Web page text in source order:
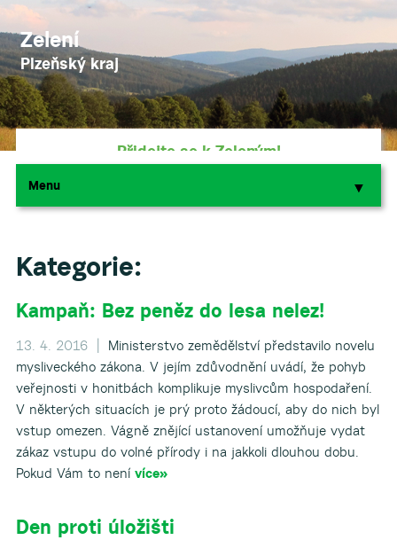
Zelení
Plzeňský kraj
Přidejte se k Zeleným!
Podpořte nás darem
Menu ▼
▼
▼
Kategorie:
Kampaň: Bez peněz do lesa nelez!
13. 4. 2016 |
Ministerstvo zemědělství představilo novelu
mysliveckého zákona. V jejím zdůvodnění uvádí, že pohyb
veřejnosti v honitbách komplikuje myslivcům hospodaření.
V některých situacích je prý proto žádoucí, aby do nich byl
vstup omezen. Vágně znějící ustanovení umožňuje vydat
zákaz vstupu do volné přírody i na jakkoli dlouhou dobu.
Pokud Vám to není více»
Den proti úložišti